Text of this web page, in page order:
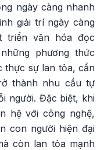
ngày càng nhanh
giải trí ngày càng
triển văn hóa đọc
phương thức
thực sự lan tỏa, cần
thành nhu cầu tự
người. Đặc biệt, khi
hệ với công nghệ,
con người hiện đại
còn lan tỏa mạnh